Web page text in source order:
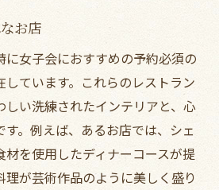
お店
女子会におすすめの予約必須の
ています。これらのレストラン
しい洗練されたインテリアと、心
。例えば、あるお店では、シェ
材を使用したディナーコースが提
が芸術作品のように美しく盛り